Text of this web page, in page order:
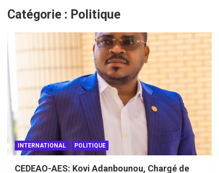
Catégorie : Politique
INTERNATIONAL POLITIQUE
CEDEAO-AES: Kovi Adanbounou, Chargé de